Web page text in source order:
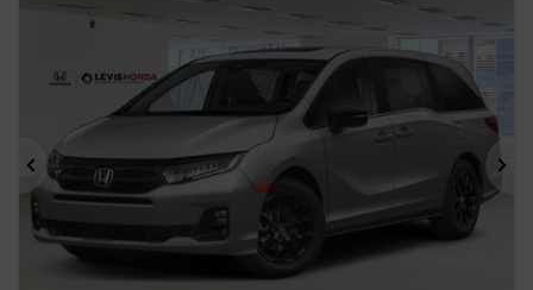
Précédent